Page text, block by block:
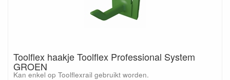
Toolflex haakje Toolflex Professional System
GROEN
Kan enkel op Toolflexrail gebruikt worden.